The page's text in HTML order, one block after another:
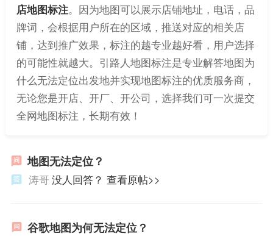
店地图标注。因为地图可以展示店铺地址，电话，品
牌词，会根据用户所在的区域，推送对应的相关店
铺，达到推广效果，标注的越专业越好看，用户选择
的可能性就越大。引路人地图标注是专业解答地图为
什么无法定位出发地并实现地图标注的优质服务商，
无论您是开店、开厂、开公司，选择我们可一次提交
全网地图标注，长期有效！
地图无法定位？
涛哥 没人回答？ 查看原帖>>
谷歌地图为何无法定位？